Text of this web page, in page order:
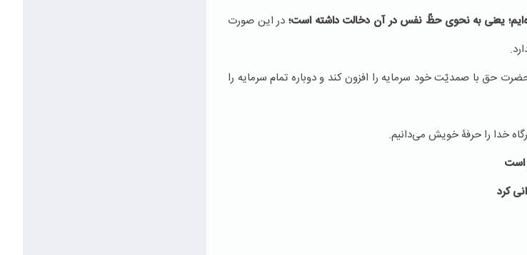
یعنی به نحوی حظّ نفس در آن دخالت داشته است؛ در این صورت
حق با صمدیّت خود سرمایه را افزون کند و دوباره تمام سرمایه را
خدا را حرفۀ خویش می‌دانیم.
است
کرد